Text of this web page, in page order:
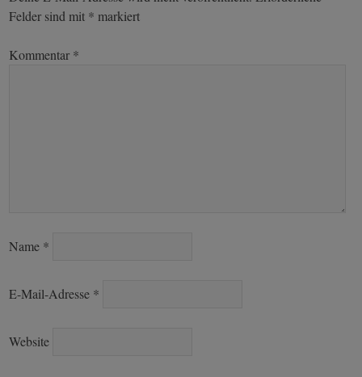
Felder sind mit * markiert
Kommentar *
Name *
E-Mail-Adresse *
Website